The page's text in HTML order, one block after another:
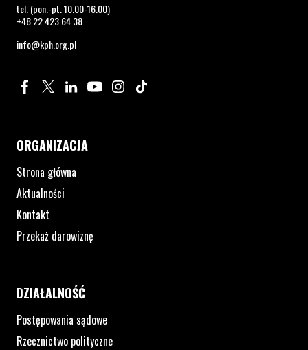
tel. (pon.-pt. 10.00-16.00)
+48 22 423 64 38
info@kph.org.pl
Profil na Facebook. Strona otwiera się w nowym oknie.
Profil na Twitter. Strona otwiera się w nowym oknie.
Profil na LinkedIn. Strona otwiera się w nowym oknie.
Profil na YouTube. Strona otwiera się w nowym
Profil na Instagram. Strona otwiera się
ORGANIZACJA
Strona główna
Aktualności
Kontakt
Przekaż darowiznę
DZIAŁALNOŚĆ
Postępowania sądowe
Rzecznictwo polityczne